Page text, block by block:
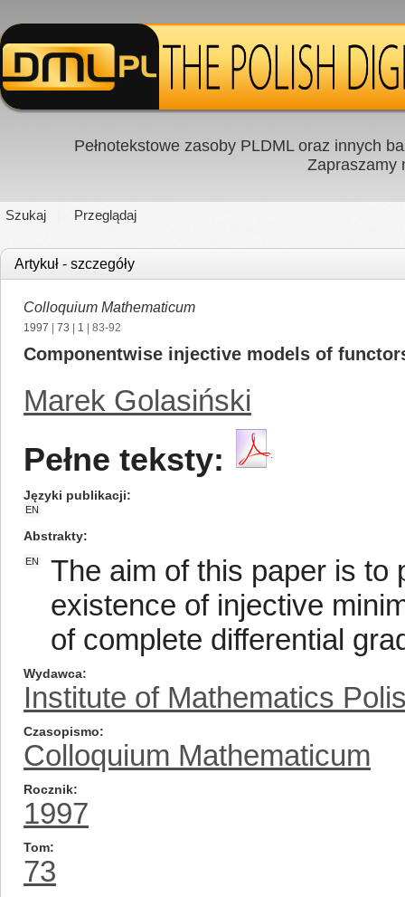
Pełnotekstowe zasoby PLDML oraz innych
Zapraszamy
Szukaj Przeglądaj
Artykuł - szczegóły
Colloquium Mathematicum
1997 73 1 | 83-92
Componentwise injective models of
Marek Golasiński
Pełne teksty:
Języki publikacji
EN
Abstrakty
EN
The aim of this paper is to
existence of injective
of complete differential
Wydawca
Institute of Mathematics
Czasopismo
Colloquium Mathematicum
Rocznik
1997
Tom
73